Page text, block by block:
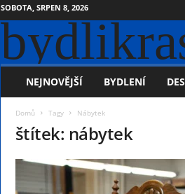
SOBOTA, SRPEN 8, 2026
NEJNOVĚJŠÍ BYDLENÍ
Domů Tagy Nábytek
štítek: nábytek